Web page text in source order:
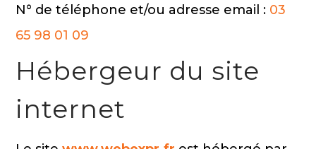
N° de téléphone et/ou adresse email : 03
65 98 01 09
Hébergeur du site
internet